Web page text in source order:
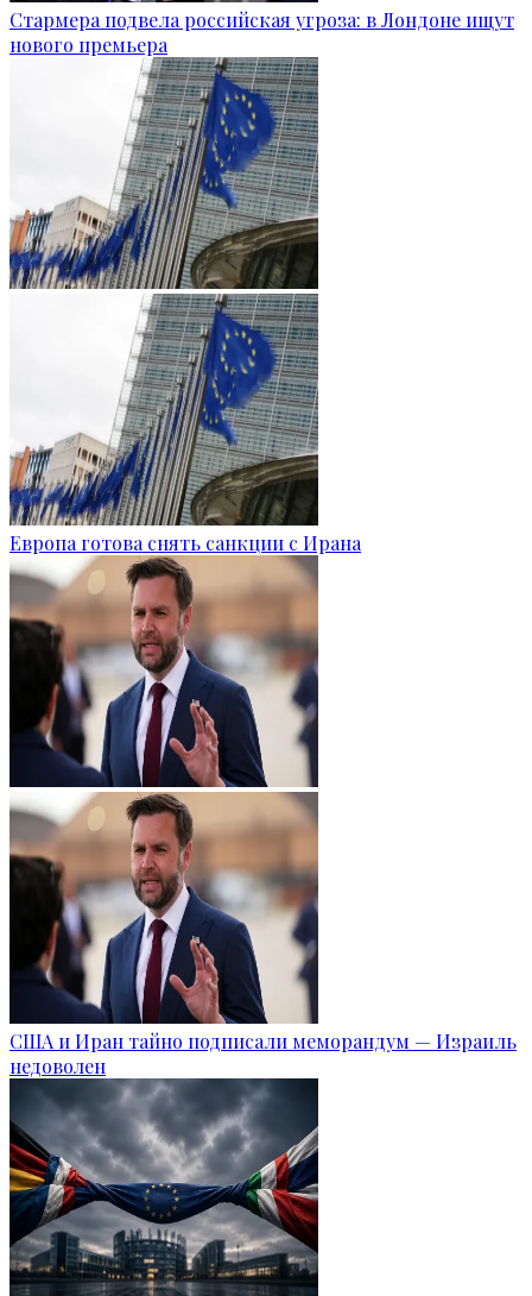
Стармера подвела российская угроза: в Лондоне ищут
нового премьера
Европа готова снять санкции с Ирана
США и Иран тайно подписали меморандум — Израиль
недоволен